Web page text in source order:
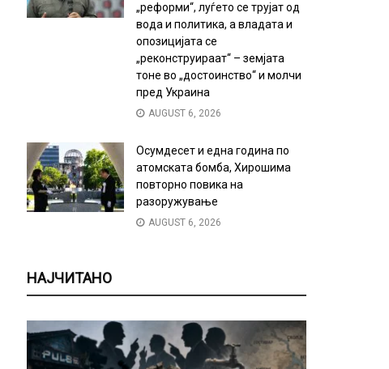
„реформи“, луѓето се трујат од
вода и политика, а владата и
опозицијата се
„реконструираат“ – земјата
тоне во „достоинство“ и молчи
пред Украина
AUGUST 6, 2026
Осумдесет и една година по
атомската бомба, Хирошима
повторно повика на
разоружување
AUGUST 6, 2026
НАЈЧИТАНО